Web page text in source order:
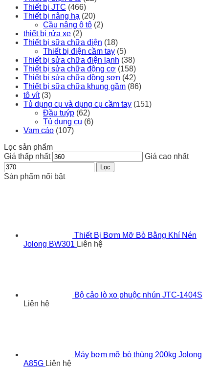
Thiết bị JTC (466)
Thiết bị nâng hạ (20)
Cầu nâng ô tô (2)
thiết bị rửa xe (2)
Thiết bị sữa chữa điện (18)
Thiết bị điện cầm tay (5)
Thiết bị sửa chữa điện lạnh (38)
Thiết bị sửa chữa động cơ (158)
Thiết bị sửa chữa đồng sơn (42)
Thiết bị sữa chữa khung gầm (86)
tô vít (3)
Tủ dụng cụ và dụng cụ cầm tay (151)
Đầu tuýp (62)
Tủ dụng cụ (6)
Vam cảo (107)
Lọc sản phẩm
Giá thấp nhất
Giá cao nhất
Lọc
Sản phẩm nổi bật
Thiết Bị Bơm Mỡ Bò Bằng Khí Nén
Jolong BW301 Liên hệ
Bộ cảo lò xo phuộc nhún JTC-1404S
Liên hệ
Máy bơm mỡ bò thùng 200kg Jolong
A85G Liên hệ